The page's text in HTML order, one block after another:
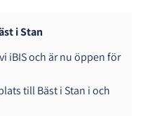
i Stan
iBIS och är nu öppen för
till Bäst i Stan i och